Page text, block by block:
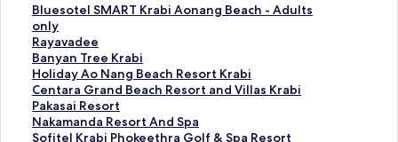
Bluesotel SMART Krabi Aonang Beach - Adults
only
B
l
u
e
s
o
t
e
l
Rayavadee
R
a
y
a
v
a
d
Banyan Tree Krabi
B
a
n
y
a
n
Holiday Ao Nang Beach Resort Krabi
H
o
l
i
d
Centara Grand Beach Resort and Villas Krabi
C
e
n
t
Pakasai Resort
P
a
k
Nakamanda Resort And Spa
N
a
Sofitel Krabi Phokeethra Golf & Spa Resort
S